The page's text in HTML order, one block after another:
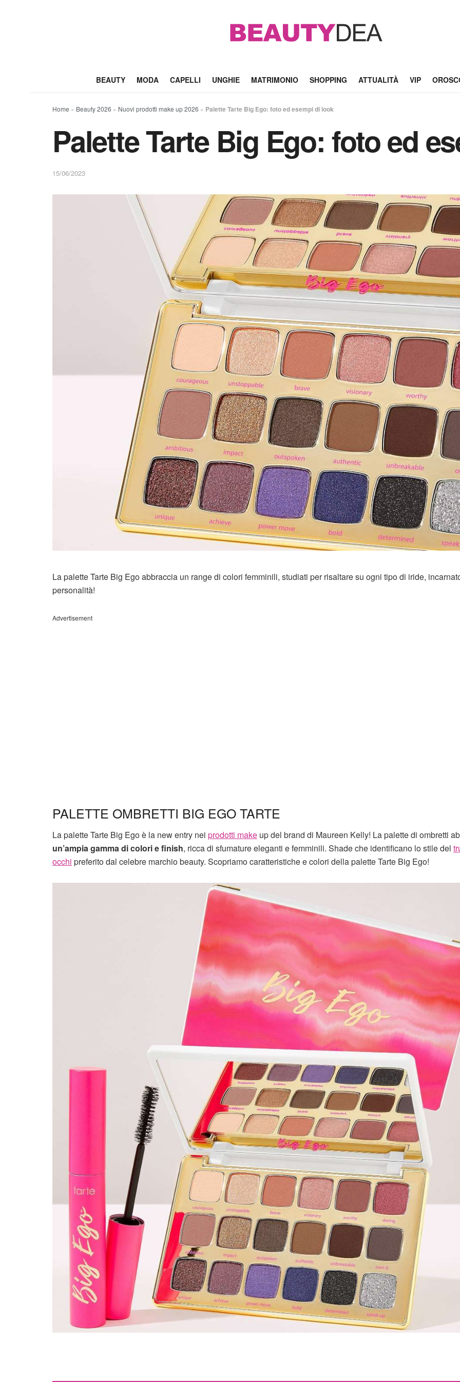
BEAUTY MODA CAPELLI UNGHIE MATRIMONIO SHOPPING ATTUALITÀ VIP
Home » Beauty 2026 » Nuovi prodotti make up 2026 » Palette Tarte Big Ego: foto ed esempi di look
Palette Tarte Big Ego: foto ed
15/06/2023
La palette Tarte Big Ego abbraccia un range di colori femminili, studiati per risaltare su ogni tipo di iride,
personalità!
Advertisement
PALETTE OMBRETTI BIG EGO TARTE
La palette Tarte Big Ego è la new entry nei prodotti make up del brand di Maureen Kelly! La palette di ombretti
un’ampia gamma di colori e finish, ricca di sfumature eleganti e femminili. Shade che identificano lo stile del
occhi preferito dal celebre marchio beauty. Scopriamo caratteristiche e colori della palette Tarte Big Ego!